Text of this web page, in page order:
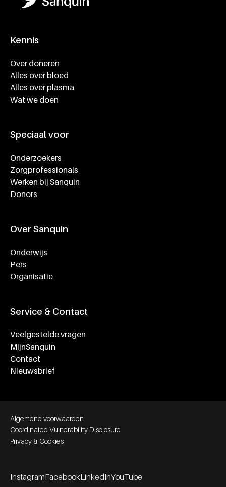
Kennis
Over doneren
Alles over bloed
Alles over plasma
Wat we doen
Speciaal voor
Onderzoekers
Zorgprofessionals
Werken bij Sanquin
Donors
Over Sanquin
Onderwijs
Pers
Organisatie
Service & Contact
Veelgestelde vragen
MijnSanquin
Contact
Nieuwsbrief
Footer bottom navigation
Algemene voorwaarden
Coordinated Vulnerability Disclosure
Privacy & Cookies
InstagramFacebookLinkedInYouTube